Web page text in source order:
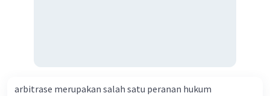
arbitrase merupakan salah satu peranan hukum